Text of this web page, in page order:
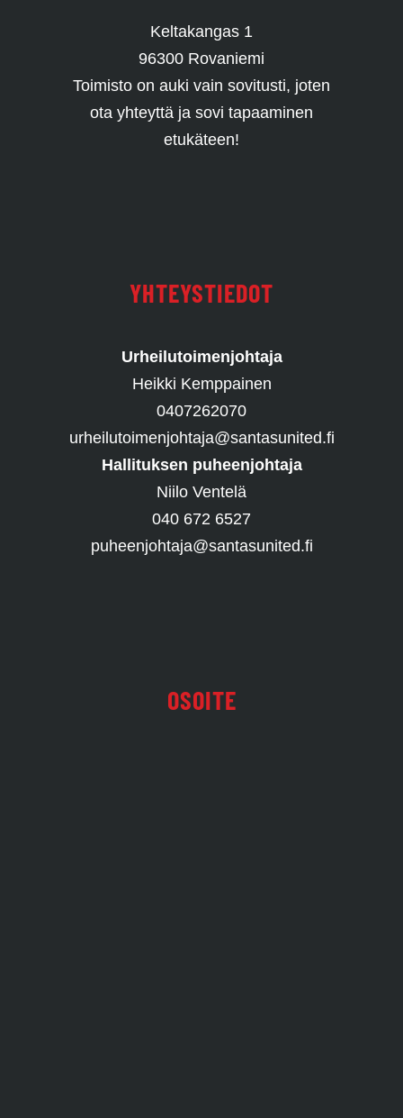
Keltakangas 1
96300 Rovaniemi
Toimisto on auki vain sovitusti, joten
ota yhteyttä ja sovi tapaaminen
etukäteen!
YHTEYSTIEDOT
Urheilutoimenjohtaja
Heikki Kemppainen
0407262070
urheilutoimenjohtaja@santasunited.fi
Hallituksen puheenjohtaja
Niilo Ventelä
040 672 6527
puheenjohtaja@santasunited.fi
OSOITE